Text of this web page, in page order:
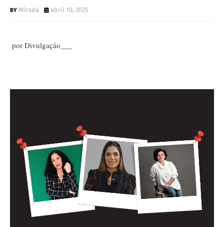
Mirada abril 10, 2025
por Divulgação___